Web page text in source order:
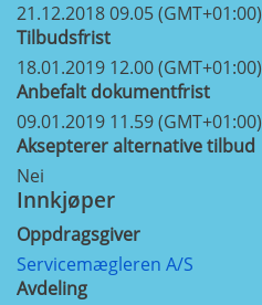
21.12.2018 09.05 (GMT+01:00)
Tilbudsfrist
18.01.2019 12.00 (GMT+01:00)
Anbefalt dokumentfrist
09.01.2019 11.59 (GMT+01:00)
Aksepterer alternative tilbud
Nei
Innkjøper
Oppdragsgiver
Servicemægleren A/S
Avdeling